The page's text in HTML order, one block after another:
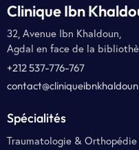
Clinique Ibn
32, Avenue Ibn Khaldoun,
Agdal en face de la
+212 537-776-767
Spécialités
Traumatologie & Orthopédie